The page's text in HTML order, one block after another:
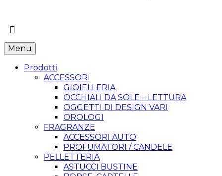
Menu
Prodotti
ACCESSORI
GIOIELLERIA
OCCHIALI DA SOLE – LETTURA
OGGETTI DI DESIGN VARI
OROLOGI
FRAGRANZE
ACCESSORI AUTO
PROFUMATORI / CANDELE
PELLETTERIA
ASTUCCI BUSTINE